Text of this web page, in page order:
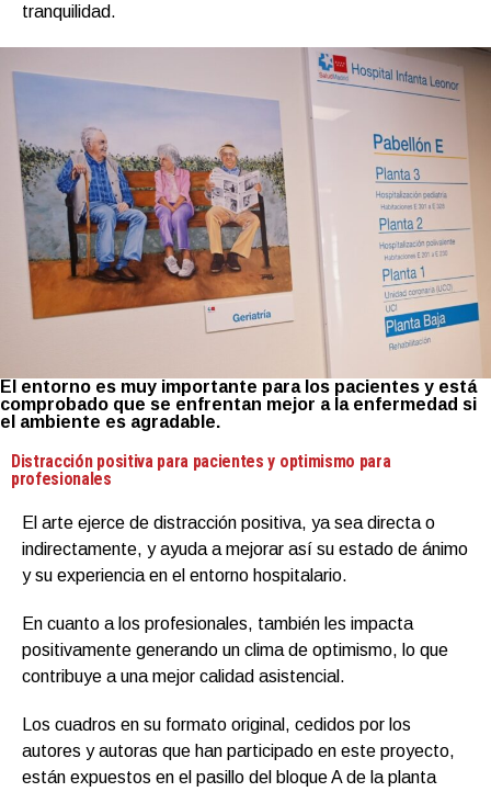
tranquilidad.
El entorno es muy importante para los pacientes y está
comprobado que se enfrentan mejor a la enfermedad si
el ambiente es agradable.
Distracción positiva para pacientes y optimismo para
profesionales
El arte ejerce de distracción positiva, ya sea directa o
indirectamente, y ayuda a mejorar así su estado de ánimo
y su experiencia en el entorno hospitalario.
En cuanto a los profesionales, también les impacta
positivamente generando un clima de optimismo, lo que
contribuye a una mejor calidad asistencial.
Los cuadros en su formato original, cedidos por los
autores y autoras que han participado en este proyecto,
están expuestos en el pasillo del bloque A de la planta